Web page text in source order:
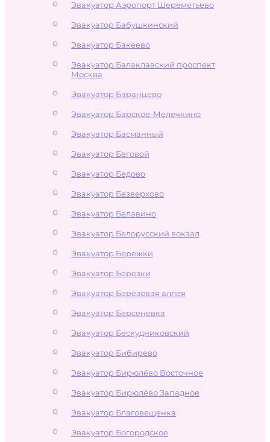
Эвакуатор Аэропорт Шереметьево
Эвакуатор Бабушкинский
Эвакуатор Бакеево
Эвакуатор Балаклавский проспект
Москва
Эвакуатор Баранцево
Эвакуатор Барское-Мелечкино
Эвакуатор Басманный
Эвакуатор Беговой
Эвакуатор Бедово
Эвакуатор Безверхово
Эвакуатор Белавино
Эвакуатор Белорусский вокзал
Эвакуатор Бережки
Эвакуатор Берёзки
Эвакуатор Берёзовая аллея
Эвакуатор Берсеневка
Эвакуатор Бескудниковский
Эвакуатор Бибирево
Эвакуатор Бирюлёво Восточное
Эвакуатор Бирюлёво Западное
Эвакуатор Благовещенка
Эвакуатор Богородское